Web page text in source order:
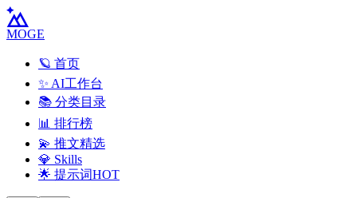
MOGE
🪐 首页
✨ AI工作台
📚 分类目录
📊 排行榜
💫 推文精选
💎 Skills
🌟 提示词HOT